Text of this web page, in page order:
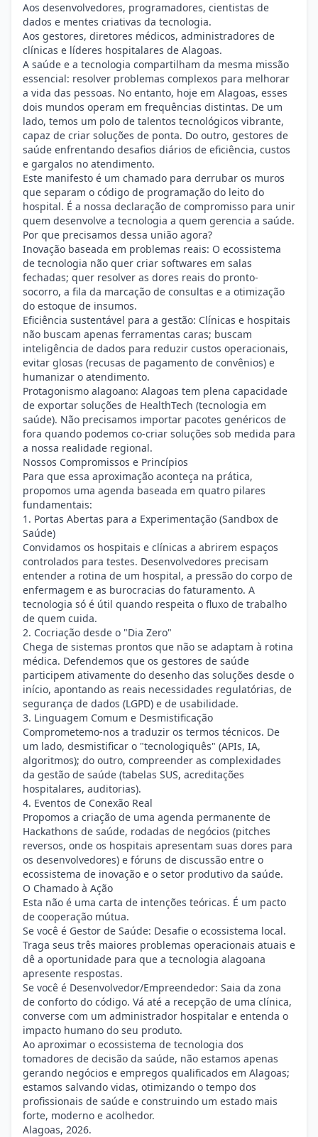
Aos desenvolvedores, programadores, cientistas de
dados e mentes criativas da tecnologia.
Aos gestores, diretores médicos, administradores de
clínicas e líderes hospitalares de Alagoas.
A saúde e a tecnologia compartilham da mesma missão
essencial: resolver problemas complexos para melhorar
a vida das pessoas. No entanto, hoje em Alagoas, esses
dois mundos operam em frequências distintas. De um
lado, temos um polo de talentos tecnológicos vibrante,
capaz de criar soluções de ponta. Do outro, gestores de
saúde enfrentando desafios diários de eficiência, custos
e gargalos no atendimento.
Este manifesto é um chamado para derrubar os muros
que separam o código de programação do leito do
hospital. É a nossa declaração de compromisso para unir
quem desenvolve a tecnologia a quem gerencia a saúde.
Por que precisamos dessa união agora?
Inovação baseada em problemas reais: O ecossistema
de tecnologia não quer criar softwares em salas
fechadas; quer resolver as dores reais do pronto-
socorro, a fila da marcação de consultas e a otimização
do estoque de insumos.
Eficiência sustentável para a gestão: Clínicas e hospitais
não buscam apenas ferramentas caras; buscam
inteligência de dados para reduzir custos operacionais,
evitar glosas (recusas de pagamento de convênios) e
humanizar o atendimento.
Protagonismo alagoano: Alagoas tem plena capacidade
de exportar soluções de HealthTech (tecnologia em
saúde). Não precisamos importar pacotes genéricos de
fora quando podemos co-criar soluções sob medida para
a nossa realidade regional.
Nossos Compromissos e Princípios
Para que essa aproximação aconteça na prática,
propomos uma agenda baseada em quatro pilares
fundamentais:
1. Portas Abertas para a Experimentação (Sandbox de
Saúde)
Convidamos os hospitais e clínicas a abrirem espaços
controlados para testes. Desenvolvedores precisam
entender a rotina de um hospital, a pressão do corpo de
enfermagem e as burocracias do faturamento. A
tecnologia só é útil quando respeita o fluxo de trabalho
de quem cuida.
2. Cocriação desde o "Dia Zero"
Chega de sistemas prontos que não se adaptam à rotina
médica. Defendemos que os gestores de saúde
participem ativamente do desenho das soluções desde o
início, apontando as reais necessidades regulatórias, de
segurança de dados (LGPD) e de usabilidade.
3. Linguagem Comum e Desmistificação
Comprometemo-nos a traduzir os termos técnicos. De
um lado, desmistificar o "tecnologiquês" (APIs, IA,
algoritmos); do outro, compreender as complexidades
da gestão de saúde (tabelas SUS, acreditações
hospitalares, auditorias).
4. Eventos de Conexão Real
Propomos a criação de uma agenda permanente de
Hackathons de saúde, rodadas de negócios (pitches
reversos, onde os hospitais apresentam suas dores para
os desenvolvedores) e fóruns de discussão entre o
ecossistema de inovação e o setor produtivo da saúde.
O Chamado à Ação
Esta não é uma carta de intenções teóricas. É um pacto
de cooperação mútua.
Se você é Gestor de Saúde: Desafie o ecossistema local.
Traga seus três maiores problemas operacionais atuais e
dê a oportunidade para que a tecnologia alagoana
apresente respostas.
Se você é Desenvolvedor/Empreendedor: Saia da zona
de conforto do código. Vá até a recepção de uma clínica,
converse com um administrador hospitalar e entenda o
impacto humano do seu produto.
Ao aproximar o ecossistema de tecnologia dos
tomadores de decisão da saúde, não estamos apenas
gerando negócios e empregos qualificados em Alagoas;
estamos salvando vidas, otimizando o tempo dos
profissionais de saúde e construindo um estado mais
forte, moderno e acolhedor.
Alagoas, 2026.